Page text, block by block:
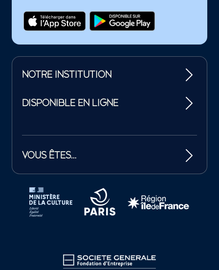
NOTRE INSTITUTION
DISPONIBLE EN LIGNE
VOUS ÊTES…
Tutelles et mécènes de la Philharmonie de Paris